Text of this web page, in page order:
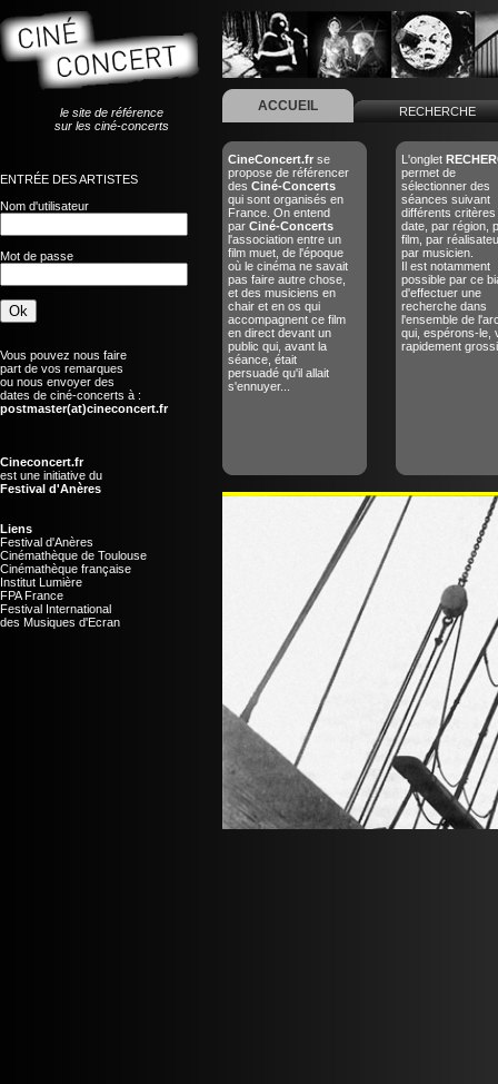
le site de référence
sur les ciné-concerts
ENTRÉE DES ARTISTES
Nom d'utilisateur
Mot de passe
Vous pouvez nous faire
part de vos remarques
ou nous envoyer des
dates de ciné-concerts à :
postmaster(at)cineconcert.fr
Cineconcert.fr
est une initiative du
Festival d'Anères
Liens
Festival d'Anères
Cinémathèque de Toulouse
Cinémathèque française
Institut Lumière
FPA France
Festival International
des Musiques d'Ecran
ACCUEIL RECHERCHE
CineConcert.fr se
propose de référencer
des Ciné-Concerts
qui sont organisés en
France. On entend
par Ciné-Concerts
l'association entre un
film muet, de l'époque
où le cinéma ne savait
pas faire autre chose,
et des musiciens en
chair et en os qui
accompagnent ce film
en direct devant un
public qui, avant la
séance, était
persuadé qu'il allait
s'ennuyer...
L'onglet
permet de
sélectionner des
séances suivant
différents critères
date, par région,
film, par
par musicien.
Il est notamment
possible par ce
d'effectuer une
recherche dans
l'ensemble de
qui, espérons-le,
rapidement